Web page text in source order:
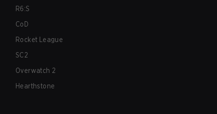
R6:S
CoD
Rocket League
SC2
Overwatch 2
Hearthstone